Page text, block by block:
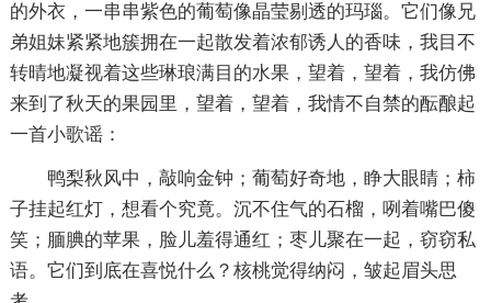
的外衣，一串串紫色的葡萄像晶莹剔透的玛瑙。它们像兄
弟姐妹紧紧地簇拥在一起散发着浓郁诱人的香味，我目不
转晴地凝视着这些琳琅满目的水果，望着，望着，我仿佛
来到了秋天的果园里，望着，望着，我情不自禁的酝酿起
一首小歌谣：
鸭梨秋风中，敲响金钟；葡萄好奇地，睁大眼睛；柿
子挂起红灯，想看个究竟。沉不住气的石榴，咧着嘴巴傻
笑；腼腆的苹果，脸儿羞得通红；枣儿聚在一起，窃窃私
语。它们到底在喜悦什么？核桃觉得纳闷，皱起眉头思